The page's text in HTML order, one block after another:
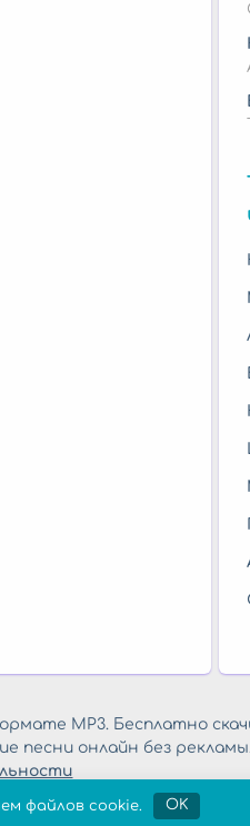
MP3. Бесплатно
песни онлайн без
файлов cookie. OK